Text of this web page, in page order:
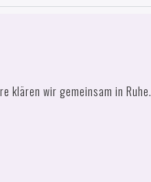
klären wir gemeinsam in Ruhe.